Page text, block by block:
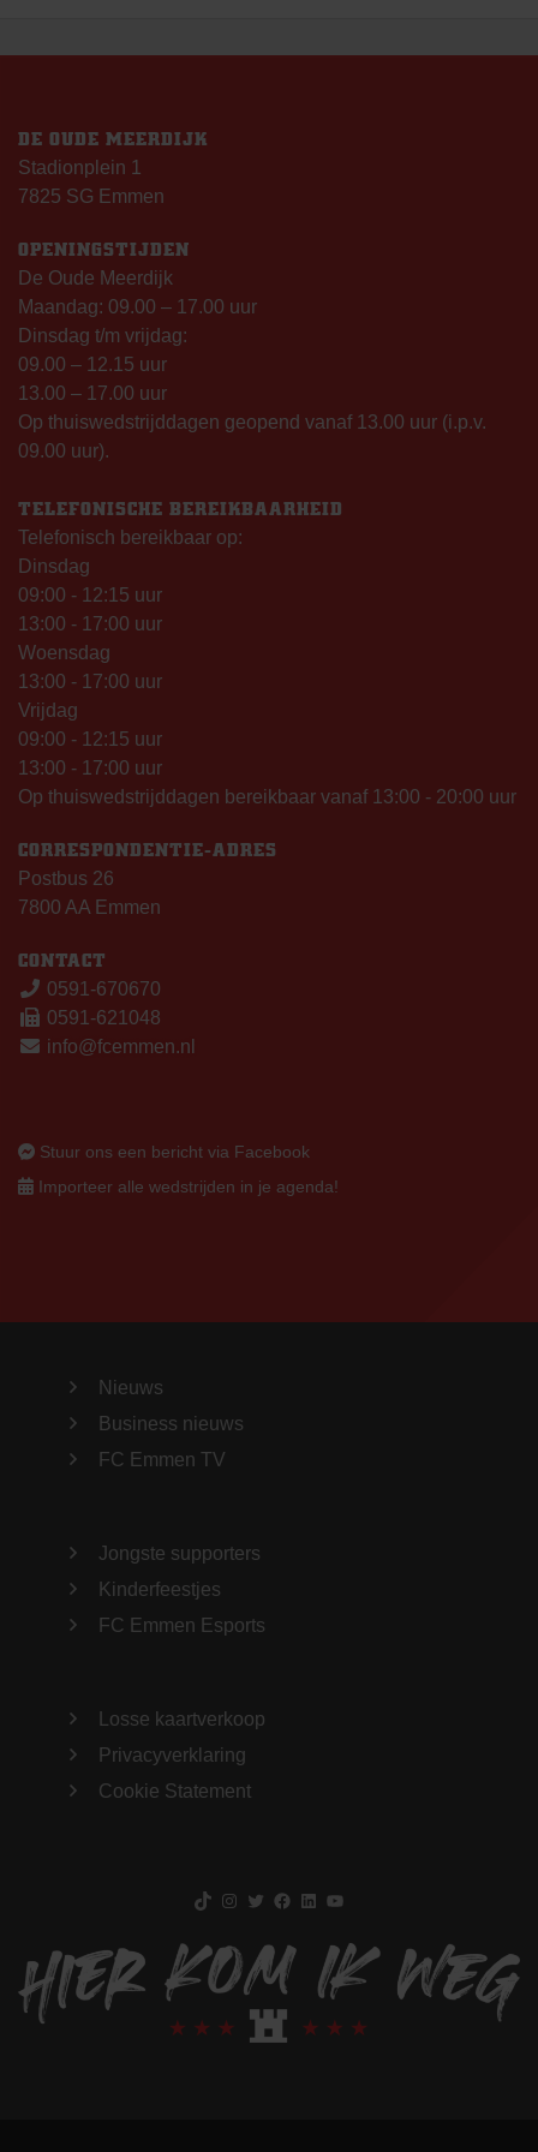
DE OUDE MEERDIJK
Stadionplein 1
7825 SG Emmen
OPENINGSTIJDEN
De Oude Meerdijk
Maandag: 09.00 – 17.00 uur
Dinsdag t/m vrijdag:
09.00 – 12.15 uur
13.00 – 17.00 uur
Op thuiswedstrijddagen geopend vanaf 13.00 uur (i.p.v.
09.00 uur).
TELEFONISCHE BEREIKBAARHEID
Telefonisch bereikbaar op:
Dinsdag
09:00 - 12:15 uur
13:00 - 17:00 uur
Woensdag
13:00 - 17:00 uur
Vrijdag
09:00 - 12:15 uur
13:00 - 17:00 uur
Op thuiswedstrijddagen bereikbaar vanaf 13:00 - 20:00 uur
CORRESPONDENTIE-ADRES
Postbus 26
7800 AA Emmen
CONTACT
0591-670670
0591-621048
info@fcemmen.nl
Stuur ons een bericht via Facebook
Importeer alle wedstrijden in je agenda!
Nieuws
Business nieuws
FC Emmen TV
Jongste supporters
Kinderfeestjes
FC Emmen Esports
Losse kaartverkoop
Privacyverklaring
Cookie Statement